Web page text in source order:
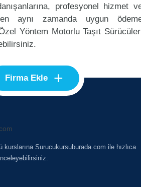
profesyonel hizmet
aynı zamanda uygun
Yöntem Motorlu Taşıt
Firma Ekle +
Surucukursuburada.com ile hızlıca